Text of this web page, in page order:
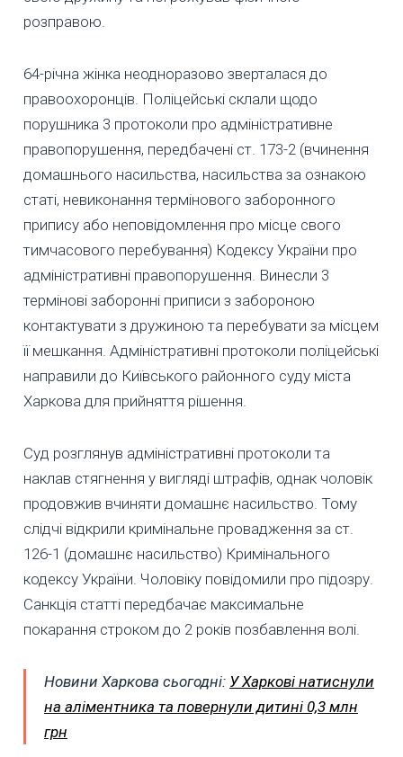
розправою.
64-річна жінка неодноразово зверталася до
правоохоронців. Поліцейські склали щодо
порушника 3 протоколи про адміністративне
правопорушення, передбачені ст. 173-2 (вчинення
домашнього насильства, насильства за ознакою
статі, невиконання термінового заборонного
припису або неповідомлення про місце свого
тимчасового перебування) Кодексу України про
адміністративні правопорушення. Винесли 3
термінові заборонні приписи з забороною
контактувати з дружиною та перебувати за місцем
її мешкання. Адміністративні протоколи поліцейські
направили до Київського районного суду міста
Харкова для прийняття рішення.
Суд розглянув адміністративні протоколи та
наклав стягнення у вигляді штрафів, однак чоловік
продовжив вчиняти домашнє насильство. Тому
слідчі відкрили кримінальне провадження за ст.
126-1 (домашнє насильство) Кримінального
кодексу України. Чоловіку повідомили про підозру.
Санкція статті передбачає максимальне
покарання строком до 2 років позбавлення волі.
Новини Харкова сьогодні: У Харкові натиснули
на аліментника та повернули дитині 0,3 млн
грн